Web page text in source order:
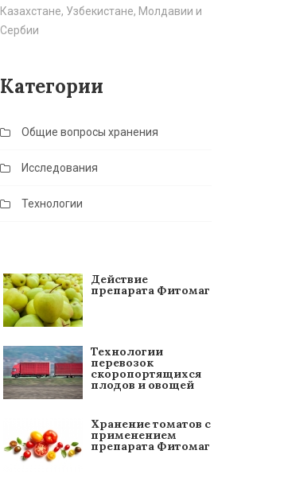
Казахстане, Узбекистане, Молдавии и
Сербии
Категории
Общие вопросы хранения
Исследования
Технологии
Действие
препарата Фитомаг
Технологии
перевозок
скоропортящихся
плодов и овощей
Хранение томатов с
применением
препарата Фитомаг